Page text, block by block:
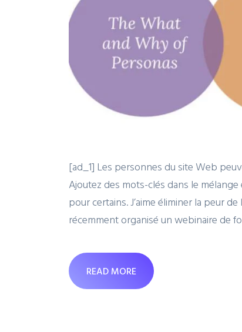
[ad_1] Les personnes du site Web
Ajoutez des mots-clés dans le
pour certains. J’aime éliminer la peur
récemment organisé un webinaire de
READ MORE